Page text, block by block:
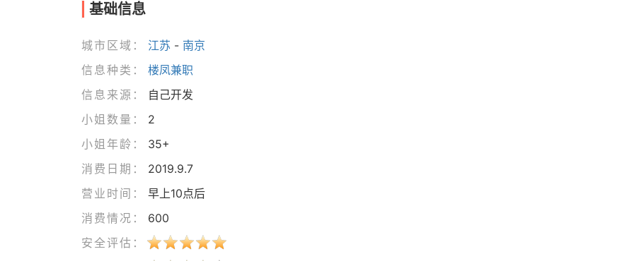
基础信息
城市区域： 江苏 - 南京
信息种类：
楼凤兼职
信息来源：
自己开发
小姐数量：
2
小姐年龄：
35+
消费日期：
2019.9.7
营业时间：
早上10点后
消费情况：
600
安全评估：